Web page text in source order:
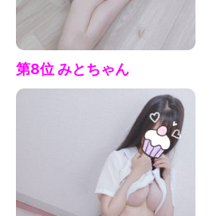
第8位 みとちゃん